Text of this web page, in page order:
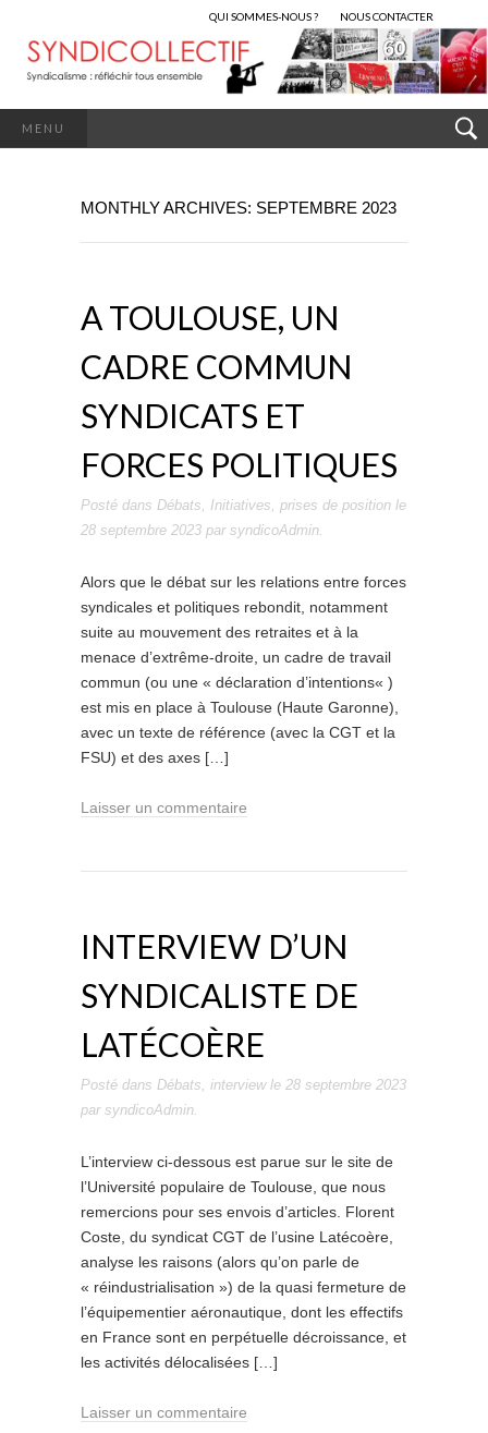
QUI SOMMES-NOUS ? NOUS CONTACTER
MENU
MONTHLY ARCHIVES: SEPTEMBRE 2023
A TOULOUSE, UN
CADRE COMMUN
SYNDICATS ET
FORCES POLITIQUES
Posté dans Débats, Initiatives, prises de position le
28 septembre 2023 par syndicoAdmin.
Alors que le débat sur les relations entre forces
syndicales et politiques rebondit, notamment
suite au mouvement des retraites et à la
menace d’extrême-droite, un cadre de travail
commun (ou une « déclaration d’intentions« )
est mis en place à Toulouse (Haute Garonne),
avec un texte de référence (avec la CGT et la
FSU) et des axes […]
Laisser un commentaire
INTERVIEW D’UN
SYNDICALISTE DE
LATÉCOÈRE
Posté dans Débats, interviewle 28 septembre 2023
par syndicoAdmin.
L’interview ci-dessous est parue sur le site de
l’Université populaire de Toulouse, que nous
remercions pour ses envois d’articles. Florent
Coste, du syndicat CGT de l’usine Latécoère,
analyse les raisons (alors qu’on parle de
« réindustrialisation ») de la quasi fermeture de
l’équipementier aéronautique, dont les effectifs
en France sont en perpétuelle décroissance, et
les activités délocalisées […]
Laisser un commentaire